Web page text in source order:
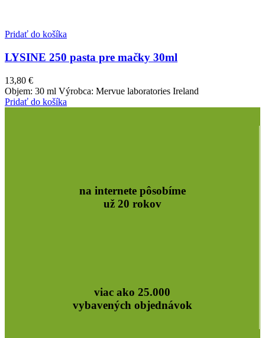
Pridať do košíka
LYSINE 250 pasta pre mačky 30ml
13,80 €
Objem: 30 ml Výrobca: Mervue laboratories Ireland
Pridať do košíka
na internete pôsobíme
už 20 rokov
viac ako 25.000
vybavených objednávok